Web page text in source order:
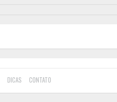
DICAS CONTATO